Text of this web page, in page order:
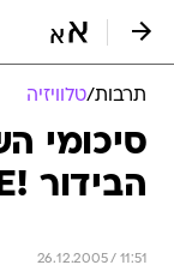
תרבות/טלוויזיה
סיכומי
הבידור !E
26.12.2005 / 11:51